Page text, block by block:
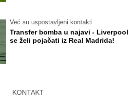
Već su uspostavljeni kontakti
Transfer bomba u najavi - Liverpool
se želi pojačati iz Real Madrida!
KONTAKT